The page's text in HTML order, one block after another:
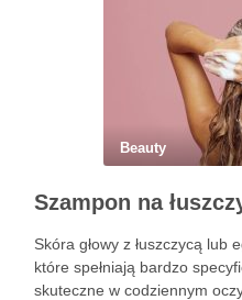
Beauty
Skóra głowy z łuszczycą lub
które spełniają bardzo
skuteczne w codziennym